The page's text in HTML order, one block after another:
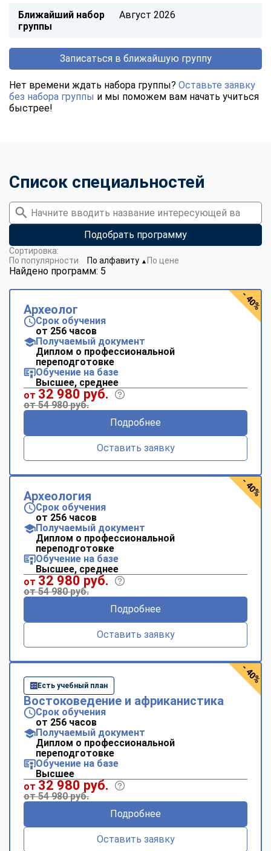
Ближайший набор
группы
Август 2026
Записаться в ближайшую группу
Нет времени ждать набора группы? Оставьте заявку
без набора группы и мы поможем вам начать учиться
быстрее!
Список специальностей
Подобрать программу
Найдено программ: 5
Сортировка:
По популярности
По алфавиту ▼ По цене
Археолог
Срок обучения
от 256 часов
Получаемый документ
Диплом о профессиональной
переподготовке
Обучение на базе
Высшее, среднее
от 32 980 руб.
от 54 980 руб.
Подробнее
Оставить заявку
- 40%
Археология
Срок обучения
от 256 часов
Получаемый документ
Диплом о профессиональной
переподготовке
Обучение на базе
Высшее, среднее
от 32 980 руб.
от 54 980 руб.
Подробнее
Оставить заявку
- 40%
Есть учебный план
Востоковедение и африканистика
Срок обучения
от 256 часов
Получаемый документ
Диплом о профессиональной
переподготовке
Обучение на базе
Высшее
от 32 980 руб.
от 54 980 руб.
Подробнее
Оставить заявку
- 40%